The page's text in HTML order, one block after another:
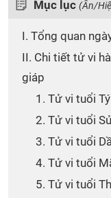
Mục lục (Ẩn/
I. Tổng quan
II. Chi tiết tử vi
giáp
1. Tử vi tuổi
2. Tử vi tuổi
3. Tử vi tuổi
4. Tử vi tuổi
5. Tử vi tuổi